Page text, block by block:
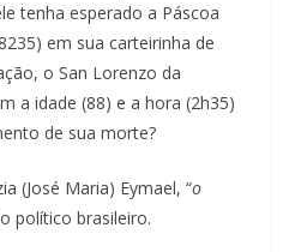
tenha esperado a Páscoa
em sua carteirinha de
o San Lorenzo da
a idade (88) e a hora (2h35)
de sua morte?
(José Maria) Eymael, “o
político brasileiro.